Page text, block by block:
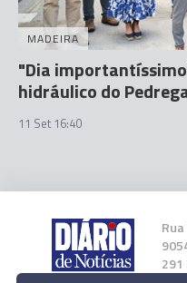
MADEIRA
"Dia
hidráulico do
11 Set 16:40
291